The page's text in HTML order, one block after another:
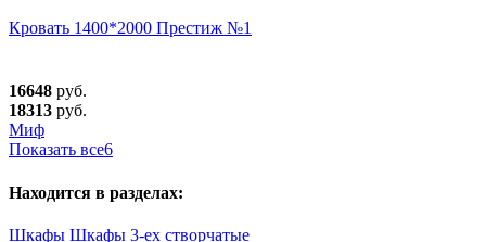
Кровать 1400*2000 Престиж №1
16648 руб.
18313 руб.
Миф
Показать все6
Находится в разделах:
Шкафы Шкафы 3-ех створчатые